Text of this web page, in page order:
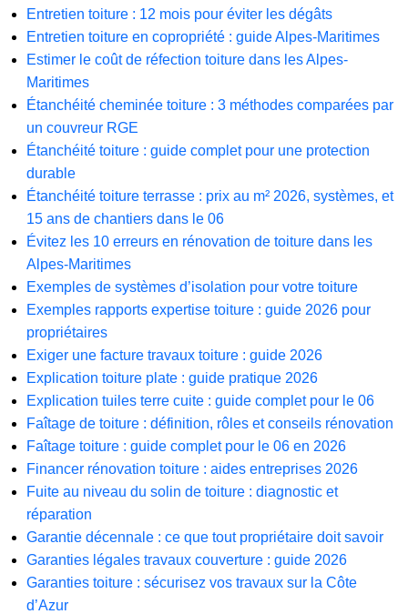
Entretien toiture : 12 mois pour éviter les dégâts
Entretien toiture en copropriété : guide Alpes-Maritimes
Estimer le coût de réfection toiture dans les Alpes-
Maritimes
Étanchéité cheminée toiture : 3 méthodes comparées par
un couvreur RGE
Étanchéité toiture : guide complet pour une protection
durable
Étanchéité toiture terrasse : prix au m² 2026, systèmes, et
15 ans de chantiers dans le 06
Évitez les 10 erreurs en rénovation de toiture dans les
Alpes-Maritimes
Exemples de systèmes d’isolation pour votre toiture
Exemples rapports expertise toiture : guide 2026 pour
propriétaires
Exiger une facture travaux toiture : guide 2026
Explication toiture plate : guide pratique 2026
Explication tuiles terre cuite : guide complet pour le 06
Faîtage de toiture : définition, rôles et conseils rénovation
Faîtage toiture : guide complet pour le 06 en 2026
Financer rénovation toiture : aides entreprises 2026
Fuite au niveau du solin de toiture : diagnostic et
réparation
Garantie décennale : ce que tout propriétaire doit savoir
Garanties légales travaux couverture : guide 2026
Garanties toiture : sécurisez vos travaux sur la Côte
d’Azur